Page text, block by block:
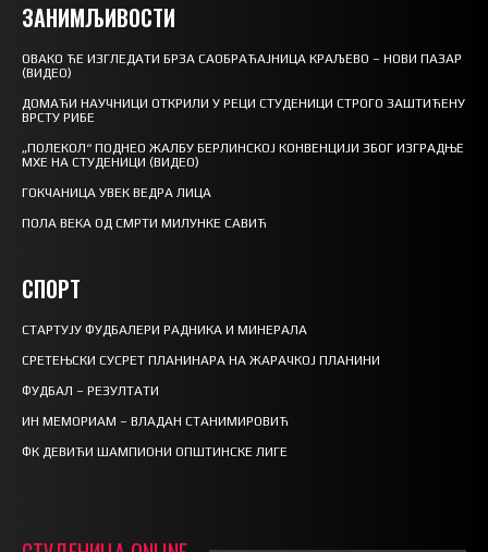
ЗАНИМЉИВОСТИ
ОВАКО ЋЕ ИЗГЛЕДАТИ БРЗА САОБРАЋАЈНИЦА КРАЉЕВО – НОВИ ПАЗАР
(ВИДЕО)
ДОМАЋИ НАУЧНИЦИ ОТКРИЛИ У РЕЦИ СТУДЕНИЦИ СТРОГО ЗАШТИЋЕНУ
ВРСТУ РИБЕ
„ПОЛЕКОЛ“ ПОДНЕО ЖАЛБУ БЕРЛИНСКОЈ КОНВЕНЦИЈИ ЗБОГ ИЗГРАДЊЕ
МХЕ НА СТУДЕНИЦИ (ВИДЕО)
ГОКЧАНИЦА УВЕК ВЕДРА ЛИЦА
ПОЛА ВЕКА ОД СМРТИ МИЛУНКЕ САВИЋ
СПОРТ
СТАРТУЈУ ФУДБАЛЕРИ РАДНИКА И МИНЕРАЛА
СРЕТЕЊСКИ СУСРЕТ ПЛАНИНАРА НА ЖАРАЧКОЈ ПЛАНИНИ
ФУДБАЛ – РЕЗУЛТАТИ
ИН МЕМОРИАМ – ВЛАДАН СТАНИМИРОВИЋ
ФК ДЕВИЋИ ШАМПИОНИ ОПШТИНСКЕ ЛИГЕ